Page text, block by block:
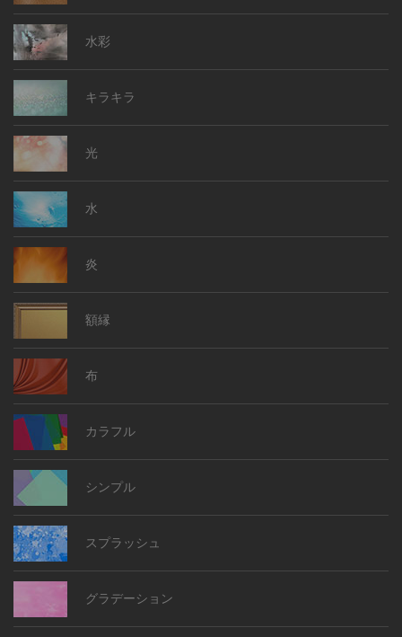
水彩
キラキラ
光
水
炎
額縁
布
カラフル
シンプル
スプラッシュ
グラデーション